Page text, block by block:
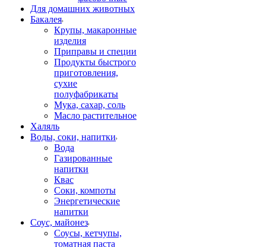
Для домашних животных
Бакалея
Крупы, макаронные
изделия
Приправы и специи
Продукты быстрого
приготовления,
сухие
полуфабрикаты
Мука, сахар, соль
Масло растительное
Халяль
Воды, соки, напитки
Вода
Газированные
напитки
Квас
Соки, компоты
Энергетические
напитки
Соус, майонез
Соусы, кетчупы,
томатная паста